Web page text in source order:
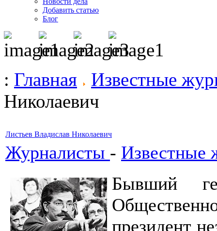
Добавить статью
Блог
: Главная
Известные
Николаевич
Листьев Владислав Николаевич
Журналисты - Известные
Бывший
президент